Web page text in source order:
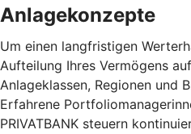
Anlagekonzepte
Um einen langfristigen
Aufteilung Ihres Vermögens
Anlageklassen, Regionen und
Erfahrene
PRIVATBANK steuern